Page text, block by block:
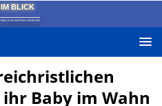
BLICK
dem kritischen Blick auf die Zeit!
Baby im Wahn